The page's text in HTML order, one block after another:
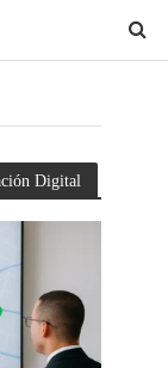
Digital